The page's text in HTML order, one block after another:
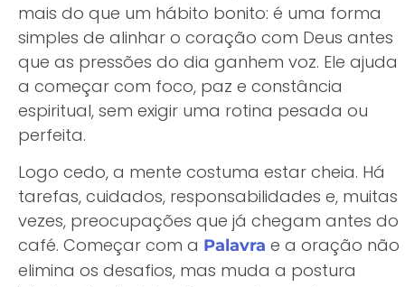
mais do que um hábito bonito: é uma forma
simples de alinhar o coração com Deus antes
que as pressões do dia ganhem voz. Ele ajuda
a começar com foco, paz e constância
espiritual, sem exigir uma rotina pesada ou
perfeita.
Logo cedo, a mente costuma estar cheia. Há
tarefas, cuidados, responsabilidades e, muitas
vezes, preocupações que já chegam antes do
café. Começar com a Palavra e a oração não
elimina os desafios, mas muda a postura